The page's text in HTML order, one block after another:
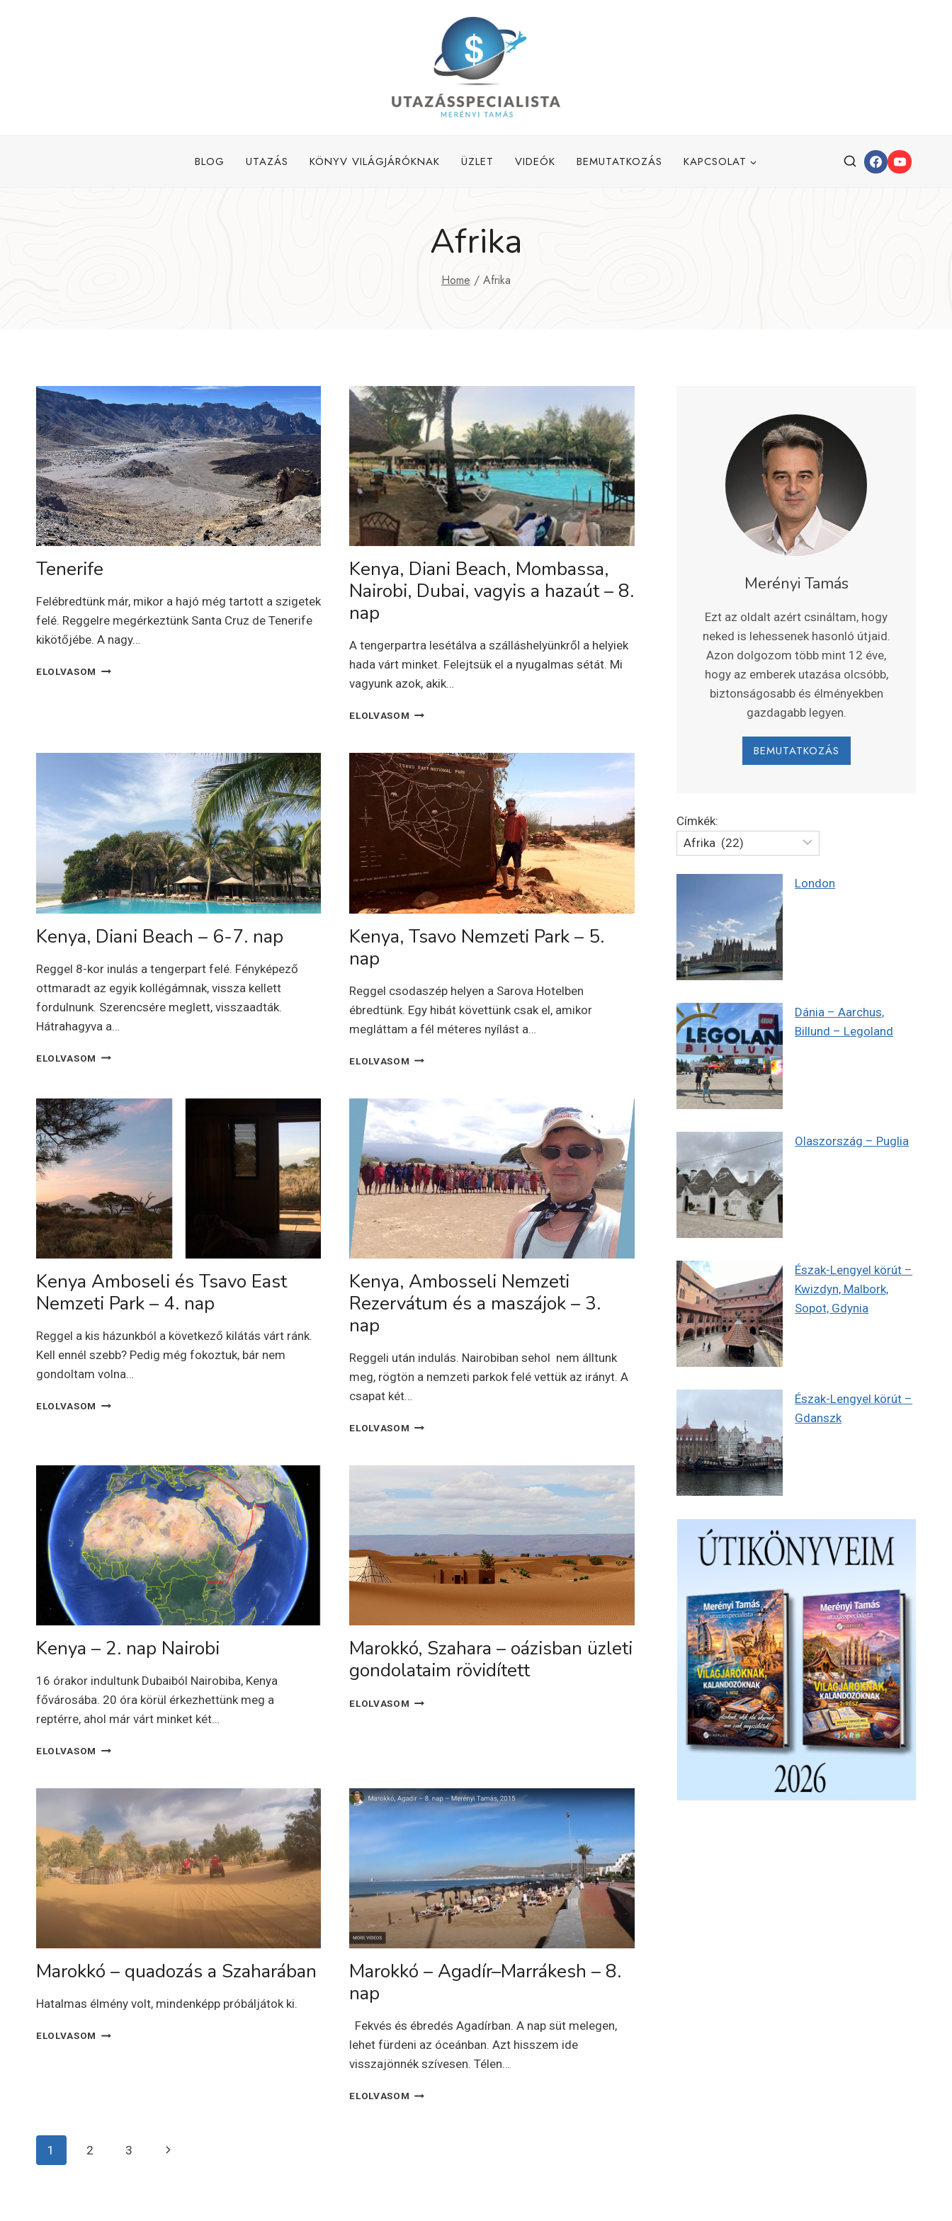
BLOG UTAZÁS KÖNYV VILÁGJÁRÓKNAK ÜZLET VIDEÓK BEMUTATKOZÁS KAPCSOLAT
Afrika
Home / Afrika
Tenerife
Felébredtünk már, mikor a hajó még tartott a szigetek
felé. Reggelre megérkeztünk Santa Cruz de Tenerife
kikötőjébe. A nagy…
ELOLVASOM TENERIFE
Kenya, Diani Beach, Mombassa,
Nairobi, Dubai, vagyis a hazaút – 8.
nap
A tengerpartra lesétálva a szálláshelyünkről a helyiek
hada várt minket. Felejtsük el a nyugalmas sétát. Mi
vagyunk azok, akik…
ELOLVASOM KENYA,
MOMBASSA,
NAIROBI,
DUBAI,
VAGYIS
A
HAZAÚT
–
NAP
Kenya, Diani Beach – 6-7. nap
Reggel 8-kor inulás a tengerpart felé. Fényképező
ottmaradt az egyik kollégámnak, vissza kellett
fordulnunk. Szerencsére meglett, visszaadták.
Hátrahagyva a…
ELOLVASOM KENYA,
–
6-
7.
NAP
Kenya, Tsavo Nemzeti Park – 5.
nap
Reggel csodaszép helyen a Sarova Hotelben
ébredtünk. Egy hibát követtünk csak el, amikor
megláttam a fél méteres nyílást a…
ELOLVASOM KENYA,
PARK
5.
NAP
Kenya Amboseli és Tsavo East
Nemzeti Park – 4. nap
Reggel a kis házunkból a következő kilátás várt ránk.
Kell ennél szebb? Pedig még fokoztuk, bár nem
gondoltam volna…
ELOLVASOM KENYA
NEMZETI
PARK
–
4.
NAP
Kenya, Ambosseli Nemzeti
Rezervátum és a maszájok – 3.
nap
Reggeli után indulás. Nairobiban sehol nem álltunk
meg, rögtön a nemzeti parkok felé vettük az irányt. A
csapat két…
ELOLVASOM KENYA,
REZERVÁTUM
A
NAP
Kenya – 2. nap Nairobi
16 órakor indultunk Dubaiból Nairobiba, Kenya
fővárosába. 20 óra körül érkezhettünk meg a
reptérre, ahol már várt minket két…
ELOLVASOM KENYA
NAP
NAIROBI
Marokkó, Szahara – oázisban üzleti
gondolataim rövidített
ELOLVASOM MAROKKÓ,
RÖVIDÍTETT
Marokkó – quadozás a Szaharában
Hatalmas élmény volt, mindenképp próbáljátok ki.
ELOLVASOM MAROKKÓ
Marokkó – Agadír–Marrákesh – 8.
nap
Fekvés és ébredés Agadírban. A nap süt melegen,
lehet fürdeni az óceánban. Azt hisszem ide
visszajönnék szívesen. Télen…
ELOLVASOM MAROKKÓ
Page
navigation
1 2 3
Next
Merényi Tamás
Ezt az oldalt azért csináltam, hogy
neked is lehessenek hasonló útjaid.
Azon dolgozom több mint 12 éve,
hogy az emberek utazása olcsóbb,
biztonságosabb és élményekben
gazdagabb legyen.
BEMUTATKOZÁS
Címkék:
London
Dánia – Aarchus,
Billund – Legoland
Olaszország – Puglia
Észak-Lengyel körút –
Kwizdyn, Malbork,
Sopot, Gdynia
Észak-Lengyel körút –
Gdanszk